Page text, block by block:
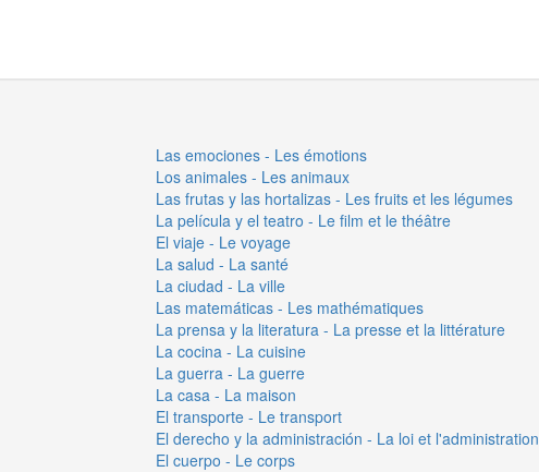
Las emociones - Les émotions
Los animales - Les animaux
Las frutas y las hortalizas - Les fruits et les légumes
La película y el teatro - Le film et le théâtre
El viaje - Le voyage
La salud - La santé
La ciudad - La ville
Las matemáticas - Les mathématiques
La prensa y la literatura - La presse et la littérature
La cocina - La cuisine
La guerra - La guerre
La casa - La maison
El transporte - Le transport
El derecho y la administración - La loi et l'administration
El cuerpo - Le corps